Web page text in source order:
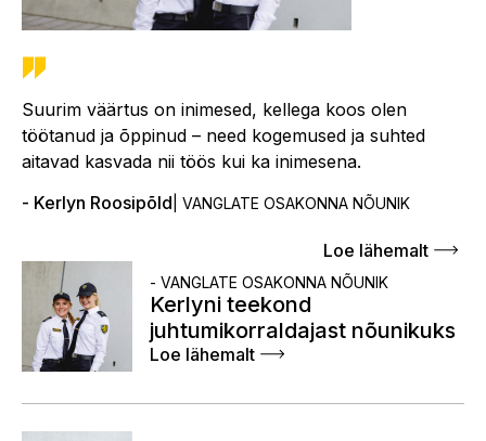
Suurim väärtus on inimesed, kellega koos olen
töötanud ja õppinud – need kogemused ja suhted
aitavad kasvada nii töös kui ka inimesena.
Kerlyn Roosipõld VANGLATE OSAKONNA NÕUNIK
Loe lähemalt
VANGLATE OSAKONNA NÕUNIK
Kerlyni teekond
juhtumikorraldajast nõunikuks
Loe lähemalt